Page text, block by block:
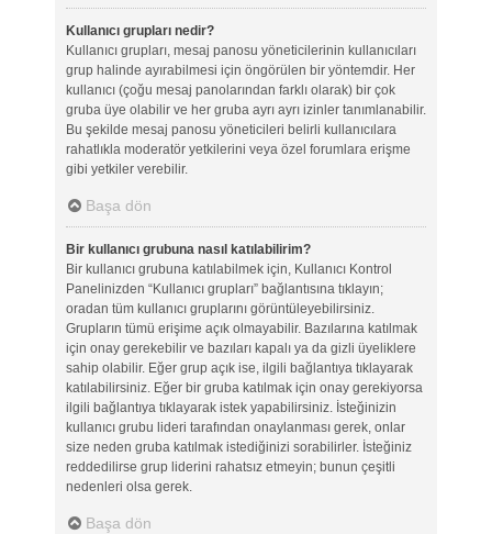
Kullanıcı grupları nedir?
Kullanıcı grupları, mesaj panosu yöneticilerinin kullanıcıları
grup halinde ayırabilmesi için öngörülen bir yöntemdir. Her
kullanıcı (çoğu mesaj panolarından farklı olarak) bir çok
gruba üye olabilir ve her gruba ayrı ayrı izinler tanımlanabilir.
Bu şekilde mesaj panosu yöneticileri belirli kullanıcılara
rahatlıkla moderatör yetkilerini veya özel forumlara erişme
gibi yetkiler verebilir.
Başa dön
Bir kullanıcı grubuna nasıl katılabilirim?
Bir kullanıcı grubuna katılabilmek için, Kullanıcı Kontrol
Panelinizden “Kullanıcı grupları” bağlantısına tıklayın;
oradan tüm kullanıcı gruplarını görüntüleyebilirsiniz.
Grupların tümü erişime açık olmayabilir. Bazılarına katılmak
için onay gerekebilir ve bazıları kapalı ya da gizli üyeliklere
sahip olabilir. Eğer grup açık ise, ilgili bağlantıya tıklayarak
katılabilirsiniz. Eğer bir gruba katılmak için onay gerekiyorsa
ilgili bağlantıya tıklayarak istek yapabilirsiniz. İsteğinizin
kullanıcı grubu lideri tarafından onaylanması gerek, onlar
size neden gruba katılmak istediğinizi sorabilirler. İsteğiniz
reddedilirse grup liderini rahatsız etmeyin; bunun çeşitli
nedenleri olsa gerek.
Başa dön